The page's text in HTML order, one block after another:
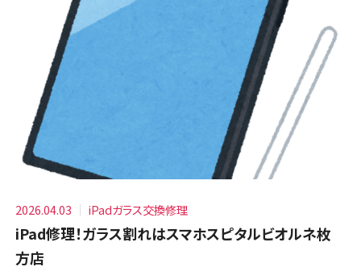
2026.04.03 iPadガラス交換修理
iPad修理！ガラス割れはスマホスピタルビオルネ枚
方店